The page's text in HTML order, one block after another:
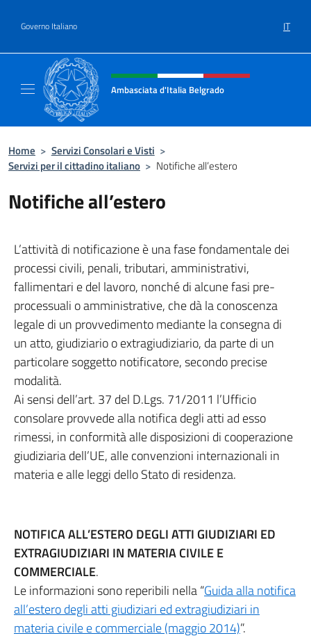
Governo Italiano IT
Intestazione sito, social e menù
Ambasciata d'Italia Belgrado
Home > Servizi Consolari e Visti >
Servizi per il cittadino italiano > Notifiche all’estero
Notifiche all’estero
L’attività di notificazione è una fase fondamentale dei
processi civili, penali, tributari, amministrativi,
fallimentari e del lavoro, nonché di alcune fasi pre-
processuali o amministrative, che dà la conoscenza
legale di un provvedimento mediante la consegna di
un atto, giudiziario o extragiudiziario, da parte di un
particolare soggetto notificatore, secondo precise
modalità.
Ai sensi dell’art. 37 del D.Lgs. 71/2011 l’Ufficio
consolare provvede alla notifica degli atti ad esso
rimessi, in conformità alle disposizioni di cooperazione
giudiziaria dell’UE, alle convenzioni internazionali in
materia e alle leggi dello Stato di residenza.
NOTIFICA ALL’ESTERO DEGLI ATTI GIUDIZIARI ED
EXTRAGIUDIZIARI IN MATERIA CIVILE E
COMMERCIALE.
Le informazioni sono reperibili nella “Guida alla notifica
all’estero degli atti giudiziari ed extragiudiziari in
materia civile e commerciale (maggio 2014)”.